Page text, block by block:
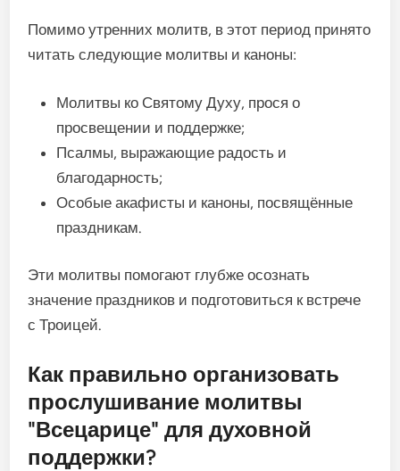
Помимо утренних молитв, в этот период принято
читать следующие молитвы и каноны:
Молитвы ко Святому Духу, прося о
просвещении и поддержке;
Псалмы, выражающие радость и
благодарность;
Особые акафисты и каноны, посвящённые
праздникам.
Эти молитвы помогают глубже осознать
значение праздников и подготовиться к встрече
с Троицей.
Как правильно организовать
прослушивание молитвы
"Всецарице" для духовной
поддержки?